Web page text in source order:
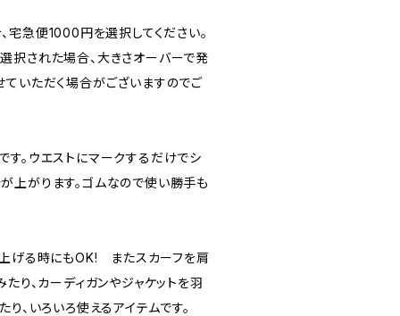
宅急便1000円を選択してください。
択された場合、大きさオーバーで発
ていただく場合がございますのでご
。ウエストにマークするだけでシ
上がります。ゴムなので使い勝手も
上げる時にもOK! またスカーフを肩
たり、カーディガンやジャケットを羽
、いろいろ使えるアイテムです。